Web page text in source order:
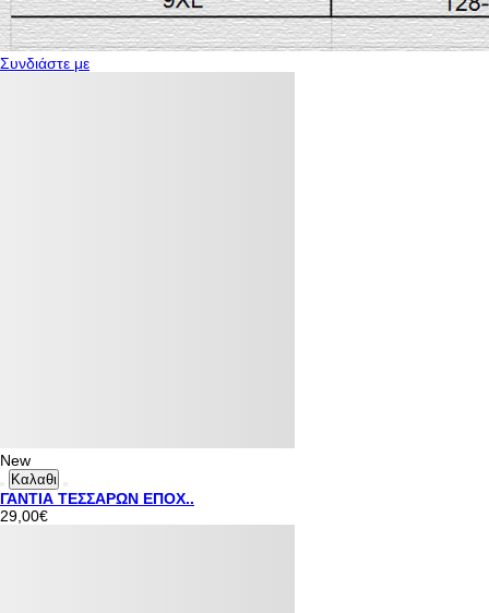
Συνδιάστε με
New
Καλαθι
ΓΑΝΤΙΑ ΤΕΣΣΑΡΩΝ ΕΠΟΧ..
29,00€